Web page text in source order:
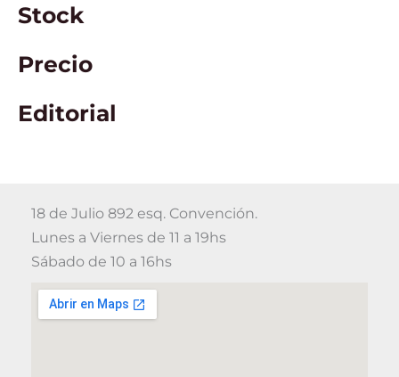
Stock
Precio
Editorial
18 de Julio 892 esq. Convención.
Lunes a Viernes de 11 a 19hs
Sábado de 10 a 16hs